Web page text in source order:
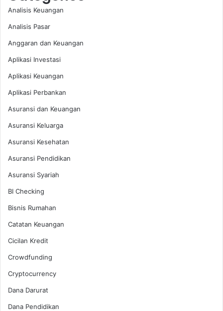
Analisis Keuangan
Analisis Pasar
Anggaran dan Keuangan
Aplikasi Investasi
Aplikasi Keuangan
Aplikasi Perbankan
Asuransi dan Keuangan
Asuransi Keluarga
Asuransi Kesehatan
Asuransi Pendidikan
Asuransi Syariah
BI Checking
Bisnis Rumahan
Catatan Keuangan
Cicilan Kredit
Crowdfunding
Cryptocurrency
Dana Darurat
Dana Pendidikan